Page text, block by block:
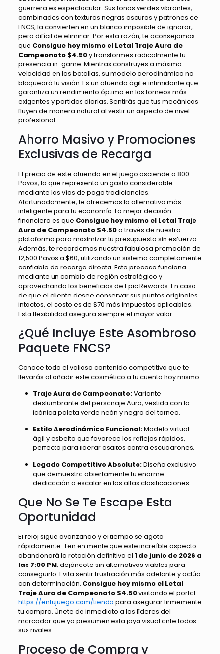
guerrera es espectacular. Sus tonos verdes vibrantes,
combinados con texturas negras oscuras y patrones de
FNCS, la convierten en un blanco imposible de ignorar,
pero difícil de eliminar. Por esta razón, te aconsejamos
que Consigue hoy mismo el Letal Traje Aura de
Campeonato $4.50y transformes radicalmente tu
presencia in-game. Mientras construyes a máxima
velocidad en las batallas, su modelo aerodinámico no
bloqueará tu visión. Es un atuendo ágil e intimidante que
garantiza un rendimiento óptimo en los torneos más
exigentes y partidas diarias. Sentirás que tus mecánicas
fluyen de manera natural al vestir un aspecto de nivel
profesional.
Ahorro Masivo y Promociones
Exclusivas de Recarga
El precio de este atuendo en el juego asciende a 800
Pavos, lo que representa un gasto considerable
mediante las vías de pago tradicionales.
Afortunadamente, te ofrecemos la alternativa más
inteligente para tu economía. La mejor decisión
financiera es que Consigue hoy mismo el Letal Traje
Aura de Campeonato $4.50a través de nuestra
plataforma para maximizar tu presupuesto sin esfuerzo.
Además, te recordamos nuestra fabulosa promoción de
12,500 Pavos a $60, utilizando un sistema completamente
confiable de recarga directa. Este proceso funciona
mediante un cambio de región estratégico y
aprovechando los beneficios de Epic Rewards. En caso
de que el cliente desee conservar sus puntos originales
intactos, el costo es de $70 más impuestos aplicables.
Esta flexibilidad asegura siempre el mayor valor.
¿Qué Incluye Este Asombroso
Paquete FNCS?
Conoce todo el valioso contenido competitivo que te
llevarás al añadir este cosmético a tu cuenta hoy mismo:
Traje Aura de Campeonato:Variante
deslumbrante del personaje Aura, vestida con la
icónica paleta verde neón y negro del torneo.
Estilo Aerodinámico Funcional:Modelo virtual
ágil y esbelto que favorece los reflejos rápidos,
perfecto para liderar asaltos contra escuadrones.
Legado Competitivo Absoluto:Diseño exclusivo
que demuestra abiertamente tu enorme
dedicación a escalar en las altas clasificaciones.
Que No Se Te Escape Esta
Oportunidad
El reloj sigue avanzando y el tiempo se agota
rápidamente. Ten en mente que este increíble aspecto
abandonará la rotación definitiva el 1 de junio de 2026 a
las 7:00 PM, dejándote sin alternativas viables para
conseguirlo. Evita sentir frustración más adelante y actúa
con determinación. Consigue hoy mismo el Letal
Traje Aura de Campeonato $4.50visitando el portal
https://entujuego.com/tienda para asegurar firmemente
tu compra. Únete de inmediato a los líderes del
marcador que ya presumen esta joya visual ante todos
sus rivales.
Proceso de Compra y